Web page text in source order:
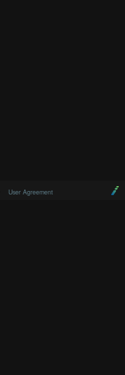
User Agreement